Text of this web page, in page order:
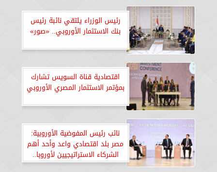
رئيس الوزراء يلتقي نائبة رئيس
بنك الاستثمار الأوروبي.. «صور»
اقتصادية قناة السويس تشارك
بمؤتمر الاستثمار المصري الأوروبي
نائب رئيس المفوضية الأوروبية:
مصر بلد اقتصادي واعد وأحد أهم
الشركاء الاستراتيجيين لأوروبا..
«صور»